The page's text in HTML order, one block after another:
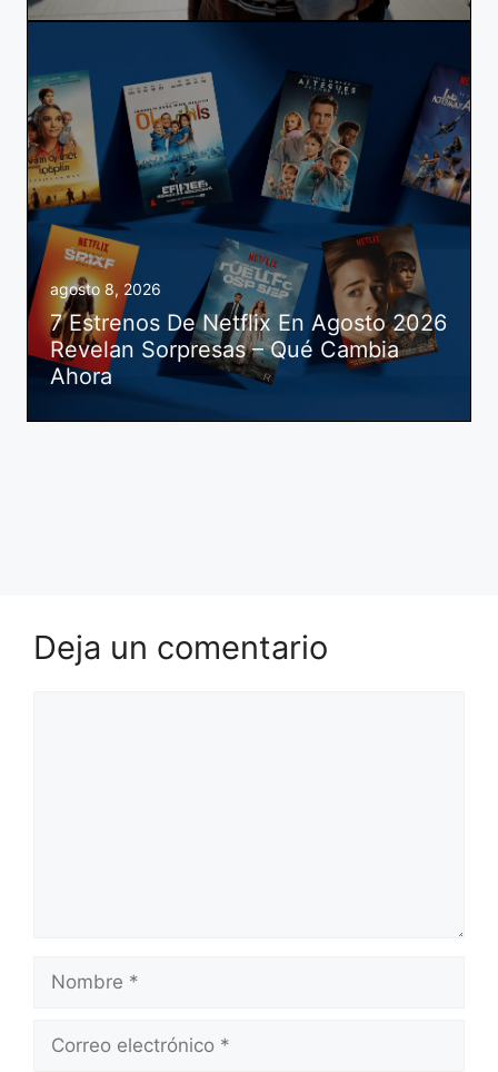
agosto 8, 2026
7 Estrenos De Netflix En Agosto 2026
Revelan Sorpresas – Qué Cambia
Ahora
Deja un comentario
Nombre
Correo